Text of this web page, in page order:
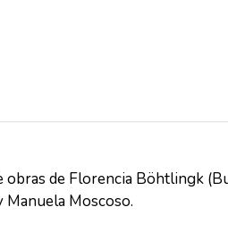
obras de Florencia Böhtlingk
Moscoso.